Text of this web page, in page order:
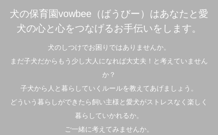
犬の保育園vowbee（ばうびー）はあなたと愛
犬の心と心をつなげるお手伝いをします。
犬のしつけでお困りではありませんか。
まだ子犬だからもう少し大人になれば大丈夫！と考えていません
か？
子犬から人と暮らしていくルールを教えてあげましょう。
どういう暮らしができたら飼い主様と愛犬がストレスなく楽しく
暮らしていかれるか。
ご一緒に考えてみませんか。